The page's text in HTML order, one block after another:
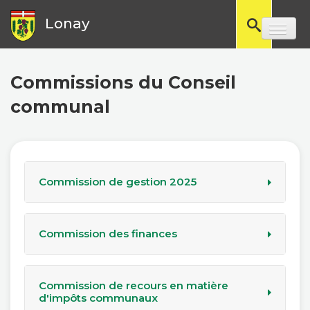
Lonay
Commissions du Conseil
communal
Commission de gestion 2025
Daniel Badoux
Jérôme Borboën
Magali Chiovenda
Massimo Di Biase
Eric Joannet (Président)
Léonie Schoeb
Commission des finances
Anne France Bischoff
Paul Coendet
Fabienne Delapierre
Steven Gasser (Président)
Commission de recours en matière
d'impôts communaux